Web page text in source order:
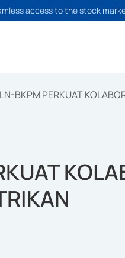
access to the stock
BKPM PERKUAT